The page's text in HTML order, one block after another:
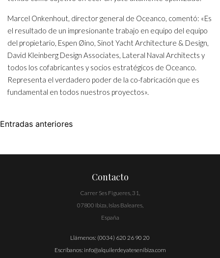
Marcel Onkenhout, director general de Oceanco, comentó: «Es
el resultado de un impresionante trabajo en equipo del equipo
del propietario, Espen Øino, Sinot Yacht Architecture & Design,
David Kleinberg Design Associates, Lateral Naval Architects y
todos los cofabricantes y socios estratégicos de Oceanco.
Representa el verdadero poder de la co-fabricación que es
fundamental en todos nuestros proyectos».
Navegación
entradas
Entradas anteriores
Contacto
Carrer Ses Figueres, 31,
07800 Ibiza, Islas Baleares,
España
Llámenos: (0034) 620 26 90 20
Escríbanos: info@alquilerdeyatesenibiza.com